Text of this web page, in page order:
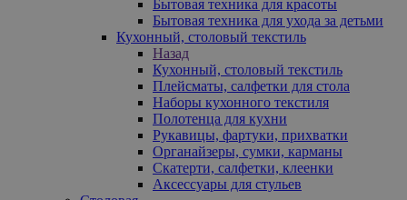
Бытовая техника для красоты
Бытовая техника для ухода за детьми
Кухонный, столовый текстиль
Назад
Кухонный, столовый текстиль
Плейсматы, салфетки для стола
Наборы кухонного текстиля
Полотенца для кухни
Рукавицы, фартуки, прихватки
Органайзеры, сумки, карманы
Скатерти, салфетки, клеенки
Аксессуары для стульев